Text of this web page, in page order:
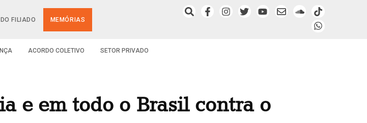
FILIADO MEMÓRIAS
ACORDO COLETIVO SETOR PRIVADO
e em todo o Brasil contra o